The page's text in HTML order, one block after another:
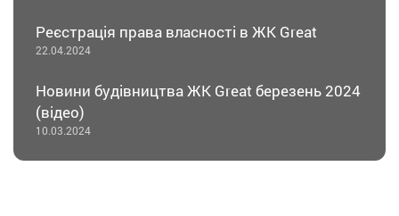
Реєстрація права власності в ЖК Great
22.04.2024
Новини будівництва ЖК Great березень 2024
(відео)
10.03.2024